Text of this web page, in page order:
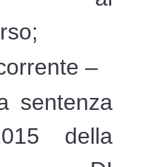
–
sentenza
della